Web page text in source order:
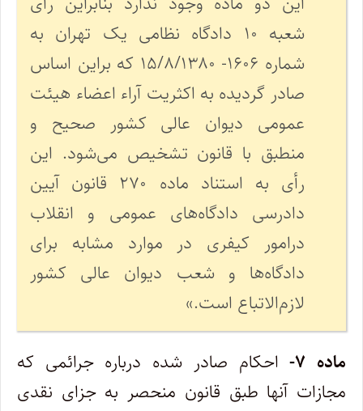
شعبه ۱۰ دادگاه نظامی یک تهران به
شماره ۱۶۰۶- ۱۵/۸/۱۳۸۰ که براین اساس
صادر گردیده به اکثریت آراء اعضاء هیئت
عمومی دیوان عالی کشور صحیح و
منطبق با قانون تشخیص می‌شود. این
رأی به استناد ماده ۲۷۰ قانون آیین
دادرسی دادگاه‌های عمومی و انقلاب
درامور کیفری در موارد مشابه برای
دادگاه‌ها و شعب دیوان عالی کشور
لازم‌الاتباع است.»
ماده ۷-
احکام صادر شده درباره جرائمی که
مجازات آنها طبق قانون منحصر به جزای نقدی